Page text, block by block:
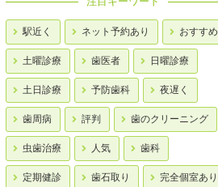
駅近く ネット予約あり おすすめ
土曜診療 歯医者 日曜診療
土日診療 予防歯科 夜遅く
歯周病 評判 歯のクリーニング
虫歯治療 人気 歯科
定期健診 歯石取り 完全個室あり